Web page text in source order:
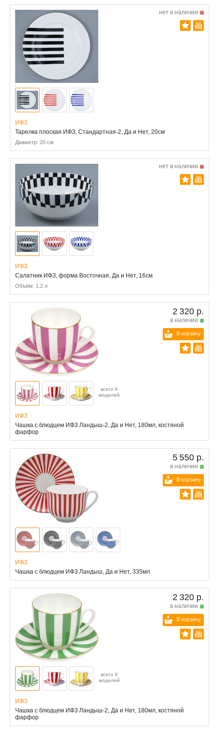
нет в наличии
ИФЗ
Тарелка плоская ИФЗ, Стандартная-2, Да и Нет, 20см
Диаметр: 20 см
нет в наличии
ИФЗ
Салатник ИФЗ, форма Восточная, Да и Нет, 16см
Объём: 1.2 л
2 320 р.
в наличии
В корзину
всего 6
моделей
ИФЗ
Чашка с блюдцем ИФЗ Ландыш-2, Да и Нет, 180мл, костяной
фарфор
5 550 р.
в наличии
В корзину
ИФЗ
Чашка с блюдцем ИФЗ Ландыш, Да и Нет, 335мл
2 320 р.
в наличии
В корзину
всего 6
моделей
ИФЗ
Чашка с блюдцем ИФЗ Ландыш-2, Да и Нет, 180мл, костяной
фарфор